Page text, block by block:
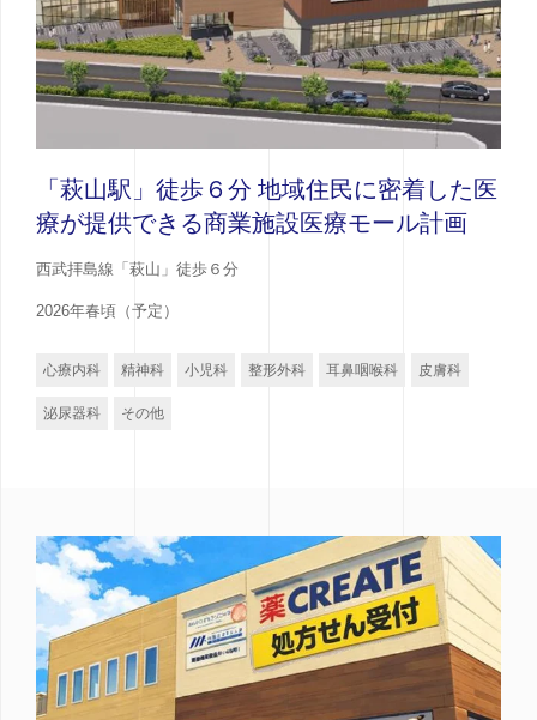
「萩山駅」徒歩６分 地域住民に密着した医
療が提供できる商業施設医療モール計画
西武拝島線「萩山」徒歩６分
2026年春頃（予定）
心療内科 精神科 小児科 整形外科 耳鼻咽喉科 皮膚科
泌尿器科 その他